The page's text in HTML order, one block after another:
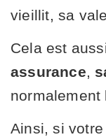
vieillit, sa
Cela est
assurance
normalement
Ainsi, si